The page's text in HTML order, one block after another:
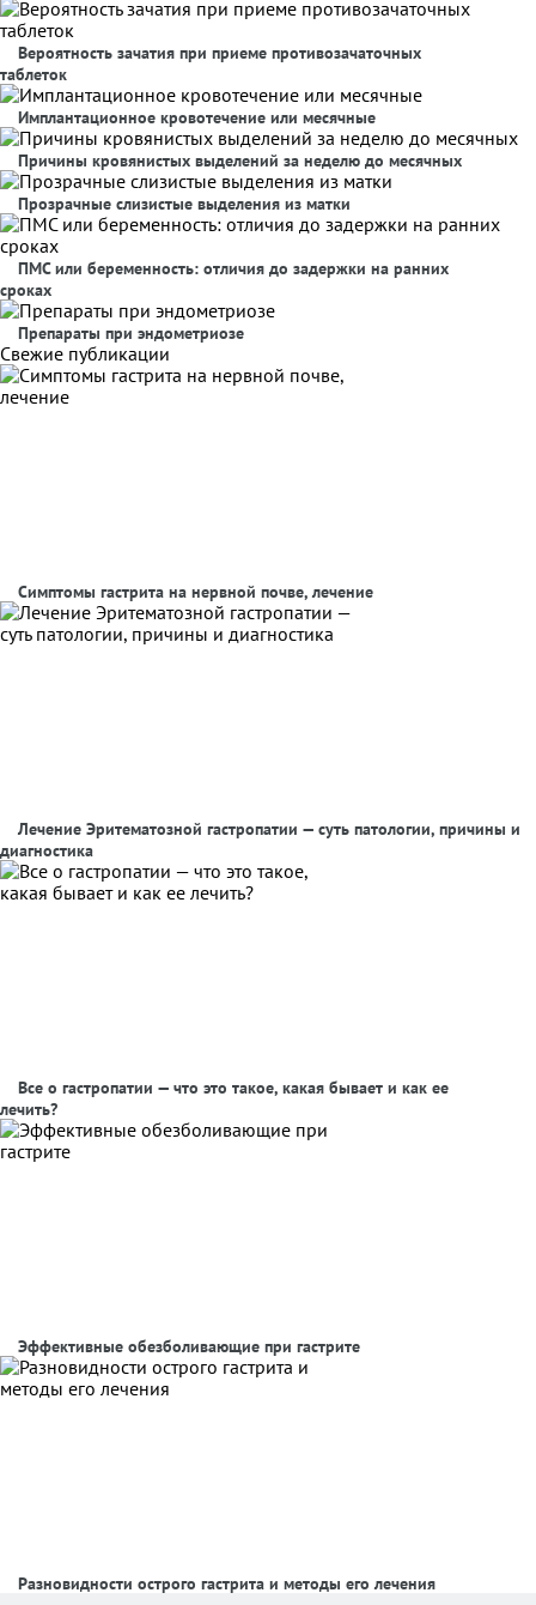
Вероятность зачатия при приеме противозачаточных
таблеток
Имплантационное кровотечение или месячные
Причины кровянистых выделений за неделю до месячных
Прозрачные слизистые выделения из матки
ПМС или беременность: отличия до задержки на ранних
сроках
Препараты при эндометриозе
Свежие публикации
Симптомы гастрита на нервной почве, лечение
Лечение Эритематозной гастропатии — суть патологии, причины и
диагностика
Все о гастропатии — что это такое, какая бывает и как ее
лечить?
Эффективные обезболивающие при гастрите
Разновидности острого гастрита и методы его лечения